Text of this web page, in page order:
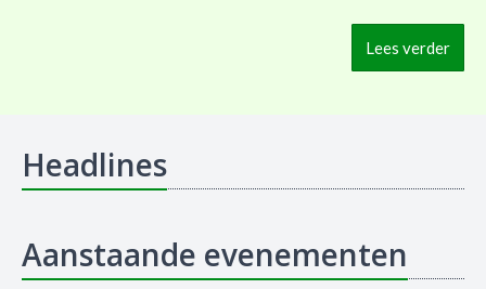
Lees verder
Headlines
Aanstaande evenementen